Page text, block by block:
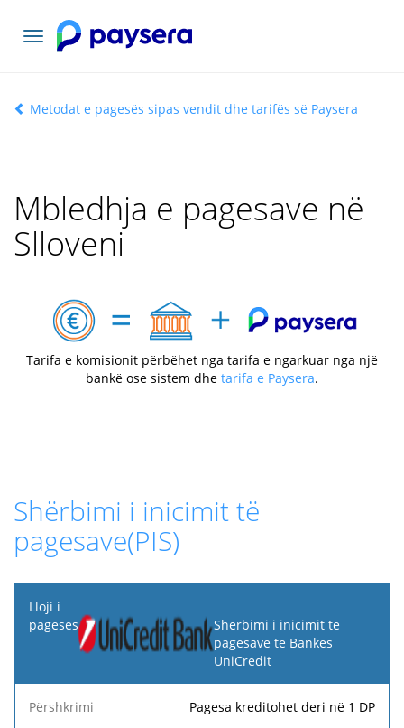
Navigacioni
toggle
Metodat e pagesës sipas vendit dhe tarifës së Paysera
Mbledhja e pagesave në
Slloveni
Tarifa e komisionit përbëhet nga tarifa e ngarkuar nga një
bankë ose sistem dhe tarifa e Paysera.
Shërbimi i inicimit të
pagesave(PIS)
Lloji i
pageses
Taifa
minimale
maksimale
Shërbimi i inicimit të
pagesave të Bankës
UniCredit
Pagesa kreditohet deri në 1 DP